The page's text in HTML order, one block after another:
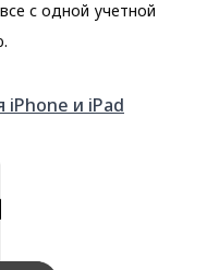
с одной учетной
iPhone и iPad